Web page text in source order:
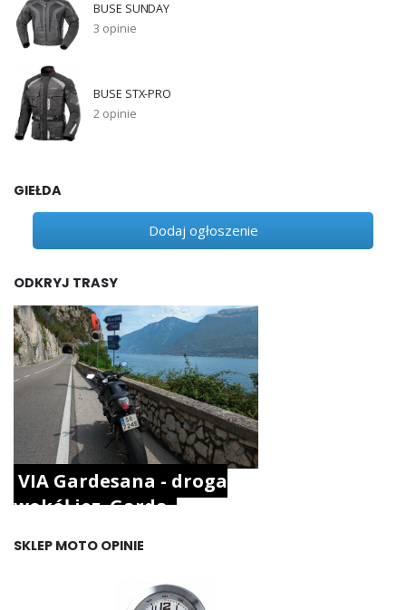
BUSE SUNDAY
3 opinie
BUSE STX-PRO
2 opinie
GIEŁDA
Dodaj ogłoszenie
ODKRYJ TRASY
VIA Gardesana - droga
wokół jez. Garda.
SKLEP MOTO OPINIE